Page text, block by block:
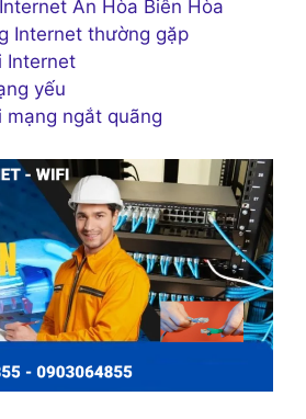
An Hòa Biên Hòa
Internet thường gặp
Internet
yếu
mạng ngắt quãng